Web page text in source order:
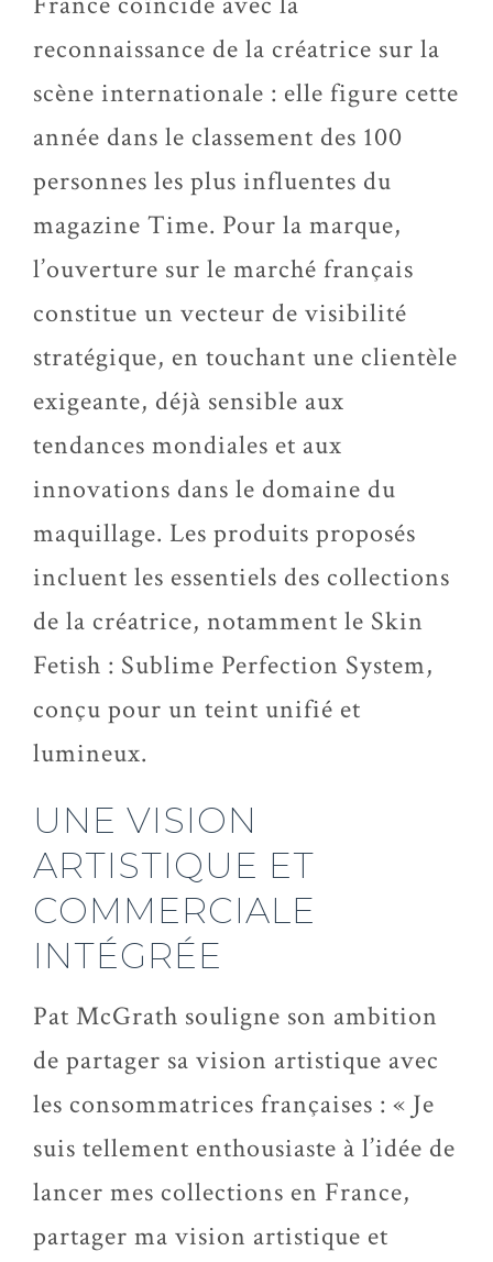
reconnaissance de la créatrice sur la
scène internationale : elle figure cette
année dans le classement des 100
personnes les plus influentes du
magazine Time. Pour la marque,
l’ouverture sur le marché français
constitue un vecteur de visibilité
stratégique, en touchant une clientèle
exigeante, déjà sensible aux
tendances mondiales et aux
innovations dans le domaine du
maquillage. Les produits proposés
incluent les essentiels des collections
de la créatrice, notamment le Skin
Fetish : Sublime Perfection System,
conçu pour un teint unifié et
lumineux.
UNE VISION
ARTISTIQUE ET
COMMERCIALE
INTÉGRÉE
Pat McGrath souligne son ambition
de partager sa vision artistique avec
les consommatrices françaises : « Je
suis tellement enthousiaste à l’idée de
lancer mes collections en France,
partager ma vision artistique et